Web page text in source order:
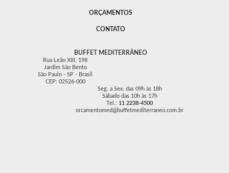
ORÇAMENTOS
CONTATO
BUFFET MEDITERRÂNEO
Rua Leão XIII, 198
Jardim São Bento
São Paulo - SP - Brasil
CEP: 02526-000
Seg. a Sex. das 09h às 18h
Sábado das 10h às 17h
Tel.: 11 2238-4500
orcamentomed@buffetmediterraneo.com.br